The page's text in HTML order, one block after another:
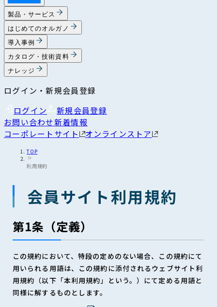
製品・サービス
はじめてのオルガノ
導入事例
カタログ・技術資料
ナレッジ
ログイン・新規会員登録
ログイン
新規会員登録
お問い合わせ新着情報
コーポレートサイト
オンラインストア
TOP
利用規約
会員サイト利用規約
第1条（定義）
この規約において、特段の定めのない場合、この規約にて
用いられる用語は、この規約に添付されるウェブサイト利
用規約（以下「本利用規約」という。）にて定める用語と
同様に解するものとします。